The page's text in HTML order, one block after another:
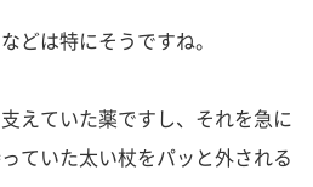
どは特にそうですね。
えていた薬ですし、それを急に
ていた太い杖をパッと外される